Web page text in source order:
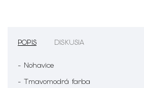
POPIS DISKUSIA
- Nohavice
- Tmavomodrá farba